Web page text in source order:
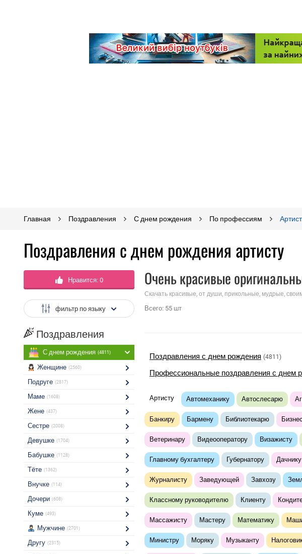
Главная Поздравления С днем рождения По профессиям
Поздравления с днем рождения артисту
Нравится: 0
фильтр по языку
Поздравления
С днем рождения (4811)
Женщине (2560)
Подруге (2817)
Маме (1608)
Жене (437)
Сестре (2008)
Девушке (1704)
Бабушке (1128)
Тёте (1362)
Внучке (114)
Дочери (608)
Куме (493)
Мужчине (2701)
Другу (2315)
Очень красивые
Скачать красивые, от души, прикольные, мудрые,
Всего: 55 шт
Поздравления с днем рождения (4811)
Профессиональные поздравления с днем
Артисту Автомеханику Автослесарю
Банкиру Бармену Библиотекарю
Ветеринару Видеооператору Визажисту
Главному бухгалтеру Губернатору Дачнику
Журналисту Заведующей Завхозу
Классному руководителю Клиенту
Массажисту Мастеру Математику
Министру Моряку Музыканту